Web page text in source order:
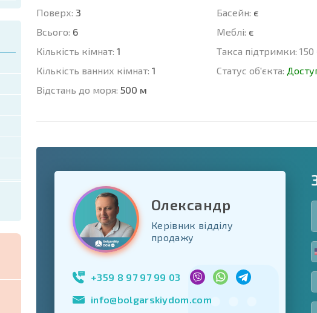
Поверх: 3
Всього: 6
Кількість кімнат: 1
Кількість ванних кімнат: 1
Відстань до моря: 500 м
Баcейн: є
Меблі: є
Такса підтримки: 150
Статус об'єкта:
United
+1
* Поля обов'язкові для заповнення
Свернуть форму
Олександр
Керівник відділу
продажу
+359 8 97 97 99 03
info@bolgarskiydom.com